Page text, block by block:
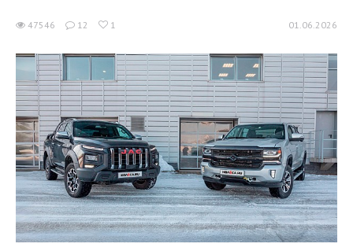
47546 12 1 01.06.2026